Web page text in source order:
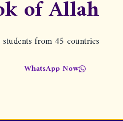
of Allah
from 45 countries
WhatsApp Now